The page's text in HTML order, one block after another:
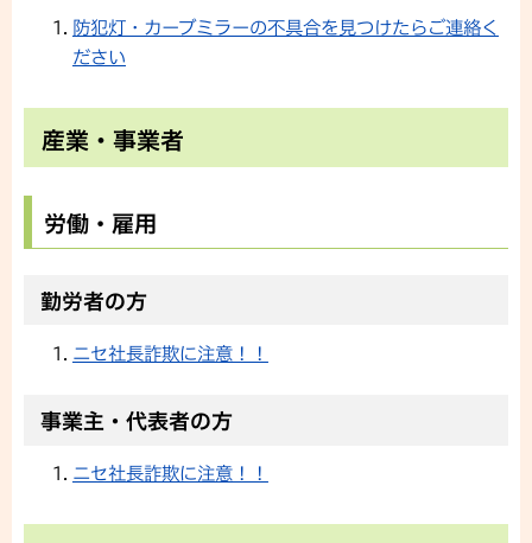
防犯灯・カーブミラーの不具合を見つけたらご連絡く
ださい
産業・事業者
労働・雇用
勤労者の方
ニセ社長詐欺に注意！！
事業主・代表者の方
ニセ社長詐欺に注意！！